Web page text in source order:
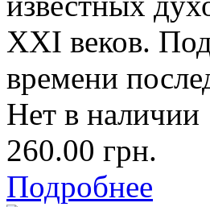
XXI веков.
времени
Нет в наличии
260.00 грн.
Подробнее